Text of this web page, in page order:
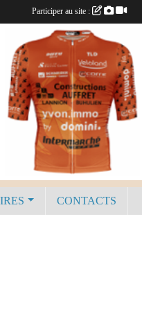
CONTACTS
Participer au site :